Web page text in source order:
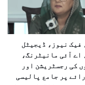
فیک نیوز، ڈیجیٹل
اے آئی مانیٹرنگ،
کی رجسٹریشن اور
پر جامع پالیسی